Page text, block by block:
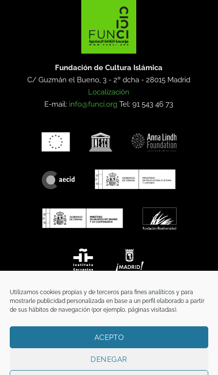
Utilizamos cookies propias y de terceros para fines analíticos y para
mostrarle publicidad personalizada en base a un perfil elaborado a partir
de sus hábitos de navegación (por ejemplo, páginas visitadas).
ACEPTO
DENEGAR
Fundación de Cultura Islámica
C/ Guzmán el Bueno, 3 - 2º dcha -28015 Madrid
Localización
E-mail: info@funci.org Tel: 91 543 46 73
TÉRMINOS Y CONDICIONES
Copyright 2026 ©FunciFUNCI es titular de los derechos de propiedad